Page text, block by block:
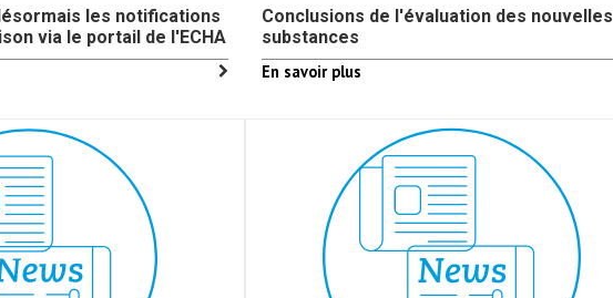
les notifications
via le portail de l'ECHA
Conclusions de l'évaluation des nouvelles
substances
En savoir plus